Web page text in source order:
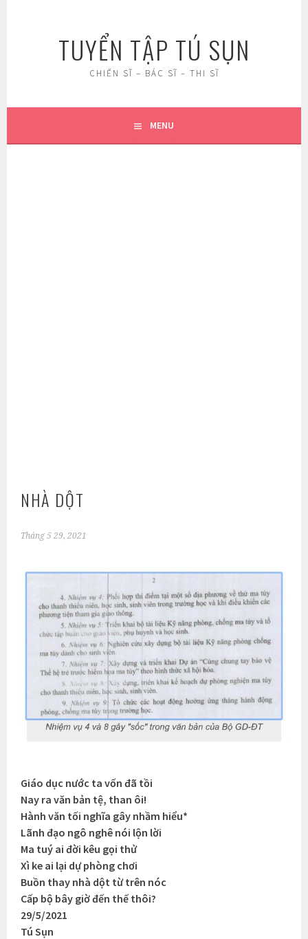
TUYỂN TẬP TÚ SỤN
CHIẾN SĨ – BÁC SĨ – THI SĨ
MENU
NHÀ DỘT
Tháng 5 29, 2021
Giáo dục nước ta vốn đã tồi
Nay ra văn bản tệ, than ôi!
Hành văn tối nghĩa gây nhầm hiểu*
Lãnh đạo ngô nghê nói lộn lời
Ma tuý ai đời kêu gọi thử
Xì ke ai lại dự phòng chơi
Buồn thay nhà dột từ trên nóc
Cấp bộ bây giờ đến thế thôi?
29/5/2021
Tú Sụn